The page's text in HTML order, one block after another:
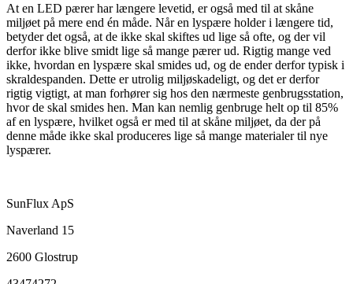
At en LED pærer har længere levetid, er også med til at skåne
miljøet på mere end én måde. Når en lyspære holder i længere tid,
betyder det også, at de ikke skal skiftes ud lige så ofte, og der vil
derfor ikke blive smidt lige så mange pærer ud. Rigtig mange ved
ikke, hvordan en lyspære skal smides ud, og de ender derfor typisk i
skraldespanden. Dette er utrolig miljøskadeligt, og det er derfor
rigtig vigtigt, at man forhører sig hos den nærmeste genbrugsstation,
hvor de skal smides hen. Man kan nemlig genbruge helt op til 85%
af en lyspære, hvilket også er med til at skåne miljøet, da der på
denne måde ikke skal produceres lige så mange materialer til nye
lyspærer.
SunFlux ApS
Naverland 15
2600 Glostrup